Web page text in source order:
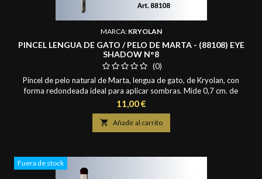
MARCA: KRYOLAN
PINCEL LENGUA DE GATO / PELO DE MARTA - (88108) EYE
SHADOW N°8
(0)
Pincel de pelo natural de Marta, lengua de gato, de Kryolan, con
forma redondeada ideal para aplicar sombras. Mide 0,7 cm. de
ancho y largo de pelo de 1 cm.
Precio
11,00 €
 Añadir al carrito
Fuera de stock